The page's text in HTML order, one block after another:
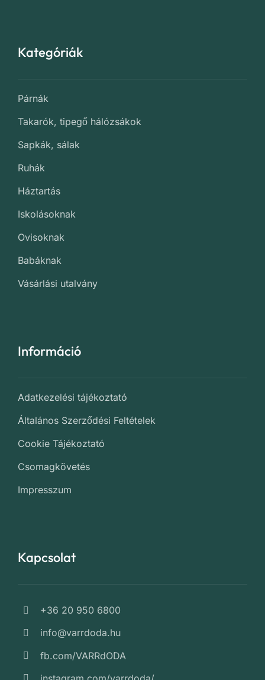
Kategóriák
Párnák
Takarók, tipegő hálózsákok
Sapkák, sálak
Ruhák
Háztartás
Iskolásoknak
Ovisoknak
Babáknak
Vásárlási utalvány
Információ
Adatkezelési tájékoztató
Általános Szerződési Feltételek
Cookie Tájékoztató
Csomagkövetés
Impresszum
Kapcsolat
+36 20 950 6800
info@varrdoda.hu
fb.com/VARRdODA